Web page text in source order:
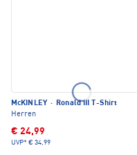
McKINLEY · Ronald III T-Shirt
Herren
€ 24,99
UVP* € 34,99